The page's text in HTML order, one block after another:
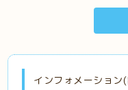
インフォメーション